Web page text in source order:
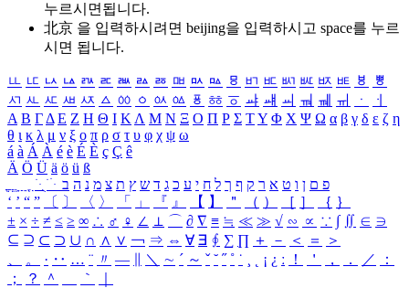
누르시면됩니다.
北京 을 입력하시려면 beijing을 입력하시고 space를 누르
시면 됩니다.
ㅥ ㅦ ㅧ ㅨ ㅩ ㅪ ㅫ ㅬ ㅭ ㅮ ㅯ ㅰ ㅱ ㅲ ㅳ ㅴ ㅵ ㅶ ㅷ ㅸ
ㅹ
ㅺ ㅻ ㅼ ㅽ ㅾ ㅿ ㆀ ㆁ ㆂ ㆃ ㆄ ㆅ ㆆ ㆇ ㆈ ㆉ ㆊ ㆋ ㆌ ㆍ
ㆎ
Α Β ΓΔ Ε Ζ Η Θ Ι ΚΛ Μ Ν Ξ Ο Π Ρ Σ ΤΥ Φ Χ Ψ Ω α β γ δ ε ζ η
θ ι κ λ μ ν ξ ο π ρ σ τ υ φ χ ψ ω
á à Á À é è É È ç Ç ê
Ä Ö Ü ä ö ü ß
ִֶֹ ֻּ ׁׂ פ ם ן ו ט א ר ק ף ך ל ח י ע כ ג ד ש ץ ת צ מ נ ה ב
‘ ’ “ ” 〔 〕 〈 〉 「 」 『 』 【 】 ＂ （ ） ［ ］ ｛ ｝
± × ÷ ≠ ≤ ≥ ∞ ∴ ♂ ♀ ∠ ⊥ ⌒ ∂ ∇ ≡ ≒ ≪ ≫ √ ∽ ∝ ∵ ∫ ∬ ∈ ∋
⊆ ⊇ ⊂ ⊃ ∪ ∩ ∧ ∨ ￢ ⇒ ⇔ ∀ ∃ ∮ ∑ ∏ ＋ － ＜ ＝
＞
、
。 · ‥ … ¨ 〃 ― ＼ ∼ ´ ～ ˇ ˘ ˝ ˚ ˙ ¸ ¡ ¿ ː ！ ＇ ， ． ／
：
；
？ ＾ ｀